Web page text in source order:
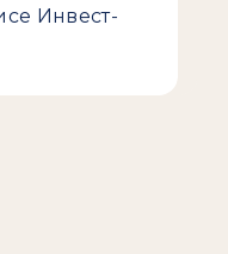
Инвест-